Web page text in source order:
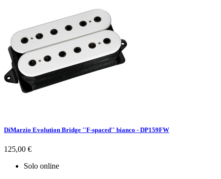
DiMarzio Evolution Bridge ''F-spaced'' bianco - DP159FW
Prezzo
125,00 €
Solo online